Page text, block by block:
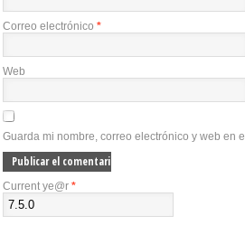
Correo electrónico *
Web
Guarda mi nombre, correo electrónico y web en
Current ye@r *